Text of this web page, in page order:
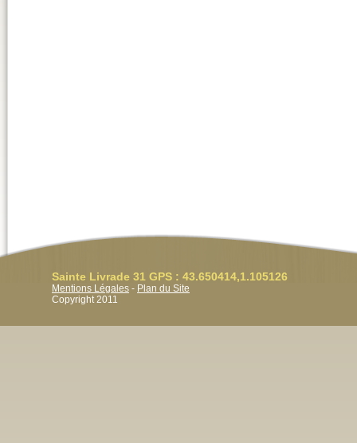
Sainte Livrade 31 GPS : 43.650414,1.105126
Mentions Légales - Plan du Site
Copyright 2011